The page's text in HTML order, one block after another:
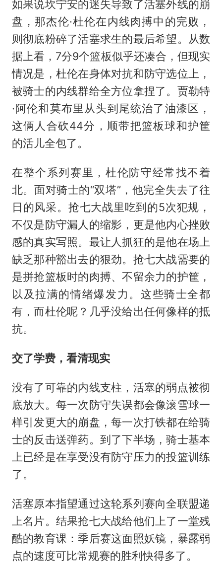
如果说坎宁安的迷失导致了活塞外线的崩
盘，那杰伦·杜伦在内线肉搏中的完败，
则彻底粉碎了活塞求生的最后希望。从数
据上看，7分9个篮板似乎还凑合，但现实
情况是，杜伦在身体对抗和防守选位上，
被骑士的内线群给全方位拿捏了。贾勒特
·阿伦和莫布里从头到尾统治了油漆区，
这俩人合砍44分，顺带把篮板球和护筐
的活儿全包了。
在整个系列赛里，杜伦防守经常找不着
北。面对骑士的“双塔”，他完全失去了往
日的风采。抢七大战里吃到的5次犯规，
不仅是防守漏人的缩影，更是他内心挫败
感的真实写照。最让人抓狂的是他在场上
缺乏那种豁出去的狠劲。抢七大战需要的
是拼抢篮板时的肉搏、不留余力的护筐，
以及拉满的情绪爆发力。这些骑士全都
有，而杜伦呢？几乎没给出任何像样的抵
抗。
交了学费，看清现实
没有了可靠的内线支柱，活塞的弱点被彻
底放大。每一次防守失误都会像滚雪球一
样引发更大的崩盘，每一次打铁都在给骑
士的反击送弹药。到了下半场，骑士基本
上已经是在享受没有防守压力的投篮训练
了。
活塞原本指望通过这轮系列赛向全联盟递
上名片。结果抢七大战给他们上了一堂残
酷的教育课：季后赛这面照妖镜，暴露弱
点的速度可比常规赛的胜利快得多了。